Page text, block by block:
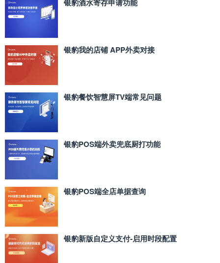
银豹酒水寄存申请功能
银豹我的店铺 APP外卖对接
银豹餐饮智慧屏TV端常见问题
银豹POS端外卖兜底厨打功能
银豹POS端全店单据查询
银豹新版自定义支付‑启用时段配置